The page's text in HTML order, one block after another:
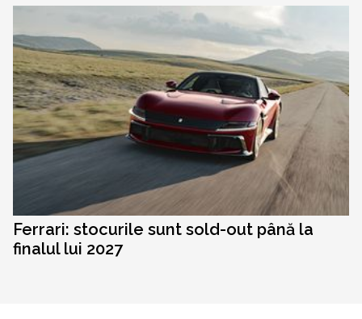
Ferrari: stocurile sunt sold-out până la
finalul lui 2027